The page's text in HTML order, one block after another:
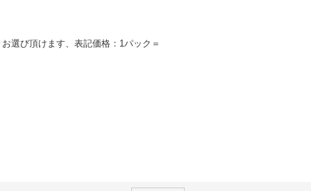
選び頂けます、表記価格：1パック＝